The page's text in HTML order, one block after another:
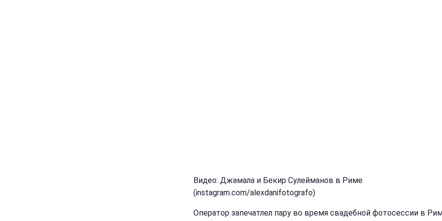
Видео: Джамала и Бекир Сулейманов в Риме
(instagram.com/alexdanifotografo)
Оператор запечатлел пару во время свадебной фотосессии в